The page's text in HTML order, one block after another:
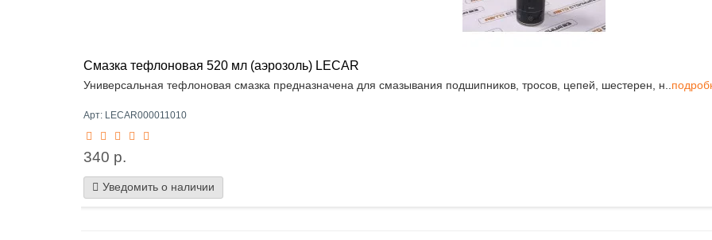
Смазка тефлоновая 520 мл (аэрозоль) LECAR
Универсальная тефлоновая смазка предназначена для смазывания подшипников, тросов, цепей, шестерен, н..
Арт: LECAR000011010
340 р.
Уведомить о наличии